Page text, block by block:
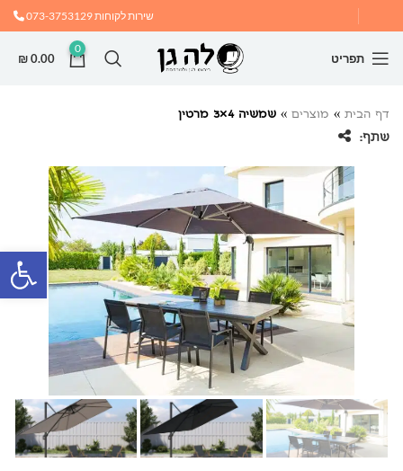
שירות לקוחות073-3753129
תפריט
0
₪0.00
דף הבית » מוצרים » שמשיה 4×3 מרטין
שתף: